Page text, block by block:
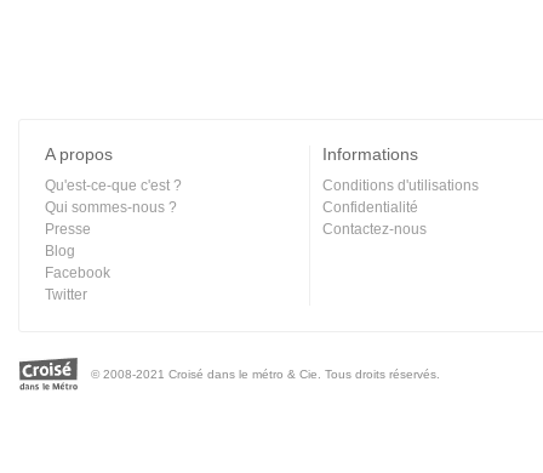
A propos
Qu'est-ce-que c'est ?
Qui sommes-nous ?
Presse
Blog
Facebook
Twitter
Informations
Conditions d'utilisations
Confidentialité
Contactez-nous
© 2008-2021 Croisé dans le métro & Cie. Tous droits réservés.